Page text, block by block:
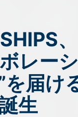
レー
を届け
生